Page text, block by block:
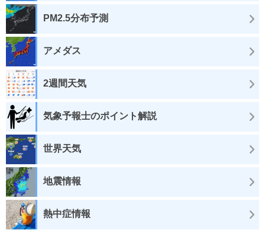
PM2.5分布予測
アメダス
2週間天気
気象予報士のポイント解説
世界天気
地震情報
熱中症情報